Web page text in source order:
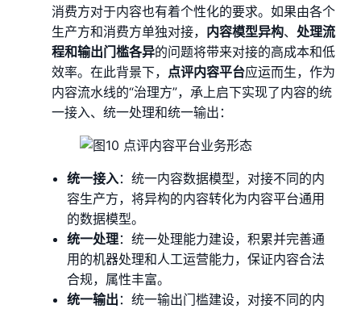
消费方对于内容也有着个性化的要求。如果由各个
生产方和消费方单独对接， 内容模型异构、 处理流
程和输出门槛各异的问题将带来对接的高成本和低
效率。在此背景下， 点评内容平台应运而生，作为
内容流水线的“治理方”，承上启下实现了内容的统
一接入、统一处理和统一输出：
统一接入：统一内容数据模型，对接不同的内
容生产方，将异构的内容转化为内容平台通用
的数据模型。
统一处理：统一处理能力建设，积累并完善通
用的机器处理和人工运营能力，保证内容合法
合规，属性丰富。
统一输出 ：统一输出门槛建设，对接不同的内